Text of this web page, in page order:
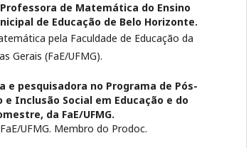
Professora de Matemática do Ensino
de Educação de Belo Horizonte.
pela Faculdade de Educação da
Gerais (FaE/UFMG).
e pesquisadora no Programa de Pós-
e Inclusão Social em Educação e do
da FaE/UFMG.
UFMG. Membro do Prodoc.